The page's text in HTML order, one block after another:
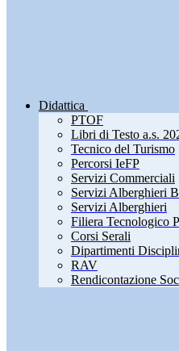
Didattica
PTOF
Libri di Testo a.s.
Tecnico del Turismo
Percorsi IeFP
Servizi Commerciali
Servizi Alberghieri
Servizi Alberghieri
Filiera Tecnologico
Corsi Serali
Dipartimenti
RAV
Rendicontazione